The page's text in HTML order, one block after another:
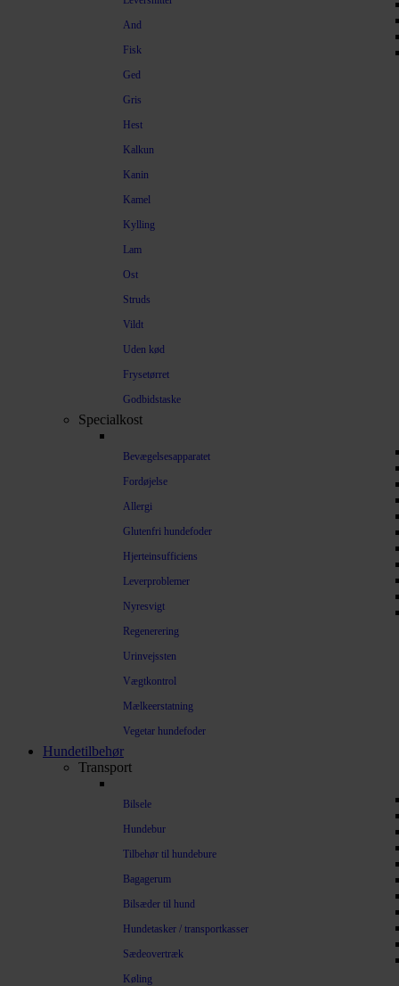
And
Fisk
Ged
Gris
Hest
Kalkun
Kanin
Kamel
Kylling
Lam
Ost
Struds
Vildt
Uden kød
Frysetørret
Godbidstaske
Specialkost
Bevægelsesapparatet
Fordøjelse
Allergi
Glutenfri hundefoder
Hjerteinsufficiens
Leverproblemer
Nyresvigt
Regenerering
Urinvejssten
Vægtkontrol
Mælkeerstatning
Vegetar hundefoder
Hundetilbehør
Transport
Bilsele
Hundebur
Tilbehør til hundebure
Bagagerum
Bilsæder til hund
Hundetasker / transportkasser
Sædeovertræk
Køling